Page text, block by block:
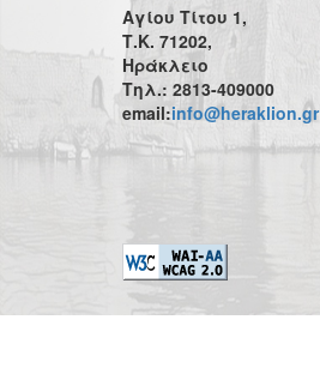
Αγίου Τίτου 1,
Τ.Κ. 71202,
Ηράκλειο
Τηλ.: 2813-409000
email:info@heraklion.gr